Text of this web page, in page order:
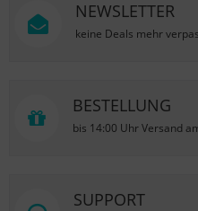
NEWSLETTER
keine Deals mehr
BESTELLUNG
bis 14:00 Uhr Versand
SUPPORT